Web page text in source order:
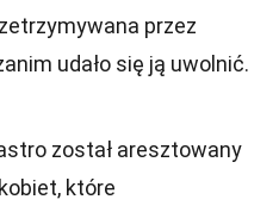
przez
udało się ją uwolnić.
został aresztowany
które